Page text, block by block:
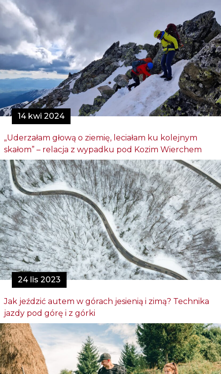
14 kwi 2024
„Uderzałam głową o ziemię, leciałam ku kolejnym
skałom” – relacja z wypadku pod Kozim Wierchem
24 lis 2023
Jak jeździć autem w górach jesienią i zimą? Technika
jazdy pod górę i z górki